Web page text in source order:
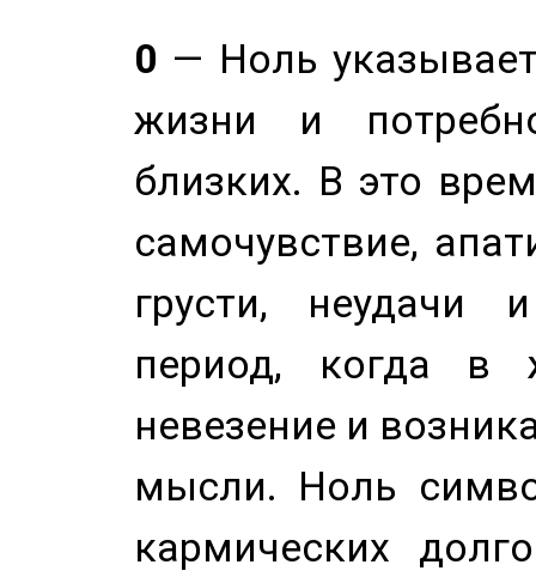
0 — Ноль
жизни и
близких. В это
самочувствие,
грусти, неудачи
период, когда в
невезение и
мысли. Ноль
кармических